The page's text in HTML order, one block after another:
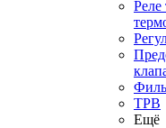
Реле
ТРВ
Ещё